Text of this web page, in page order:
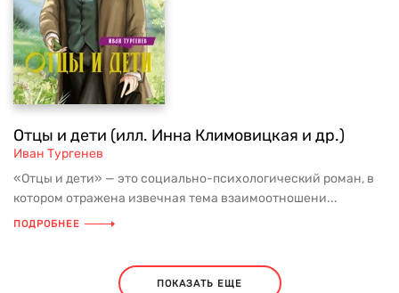
Отцы и дети (илл. Инна Климовицкая и др.)
Иван Тургенев
«Отцы и дети» — это социально-психологический роман, в
котором отражена извечная тема взаимоотношени...
ПОДРОБНЕЕ
ПОКАЗАТЬ ЕЩЕ